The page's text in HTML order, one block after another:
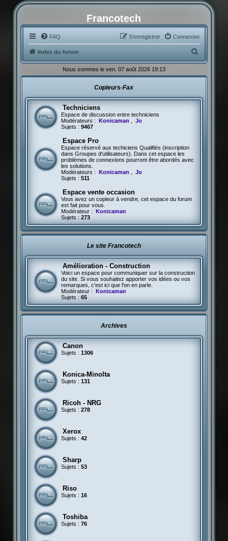
Francotech
FAQ Connexion
S’enregistrer
Index du forum
e
c
e
Nous sommes le ven. 07 août 2026 19:13
Copieurs-Fax
Techniciens
Espace de discussion entre techniciens
Modérateurs :
Konicaman , Jo
Sujets : 9467
Espace Pro
Espace réservé aux techiciens Qualifiés (inscription
dans Groupes d'utilisateurs). Dans cet espace les
problèmes de connexions pourront être abordés avec
les solutions.
Modérateurs :
Konicaman , Jo
Sujets : 511
Espace vente occasion
Vous avez un copieur à vendre, cet espace du forum
est fait pour vous.
Modérateur :
Konicaman
Sujets : 273
Le site Francotech
Amélioration - Construction
Voici un espace pour communiquer sur la construction
du site. Si vous souhaitez apporter vos idées ou vos
remarques, c'est ici que l'on en parle.
Modérateur :
Konicaman
Sujets : 65
Archives
Canon
Sujets : 1306
Konica-Minolta
Sujets : 131
Ricoh - NRG
Sujets : 278
Xerox
Sujets : 42
Sharp
Sujets : 53
Riso
Sujets : 16
Toshiba
Sujets : 76